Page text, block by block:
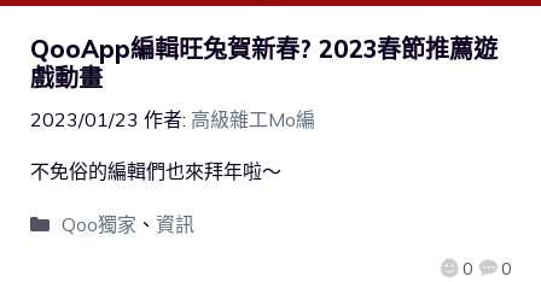
QooApp編輯旺兔賀新春? 2023春節推薦遊
戲動畫
2023/01/23 作者: 高級雜工Mo編
0 0
不免俗的編輯們也來拜年啦～
Qoo獨家 、 資訊